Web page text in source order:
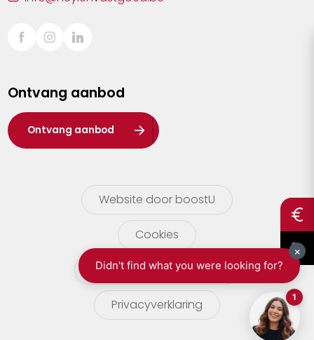
Sint-Truiden
Waasland
Wuustwezel
Zoersel
Ontvang aanbod
Ontvang aanbod
Website door boostU
Cookies
gebruikersvoorwaarden
Privacyverklaring